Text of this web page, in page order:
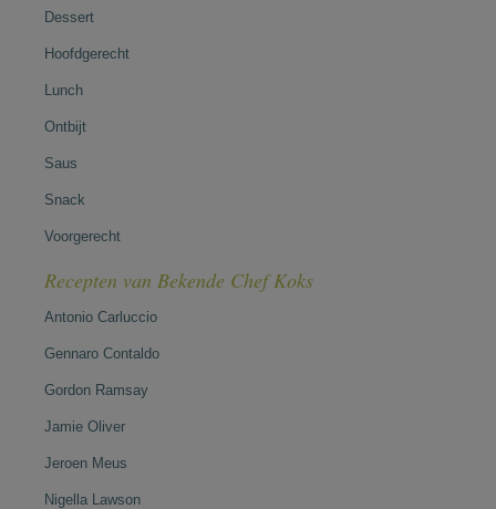
Dessert
Hoofdgerecht
Lunch
Ontbijt
Saus
Snack
Voorgerecht
Recepten van Bekende Chef Koks
Antonio Carluccio
Gennaro Contaldo
Gordon Ramsay
Jamie Oliver
Jeroen Meus
Nigella Lawson